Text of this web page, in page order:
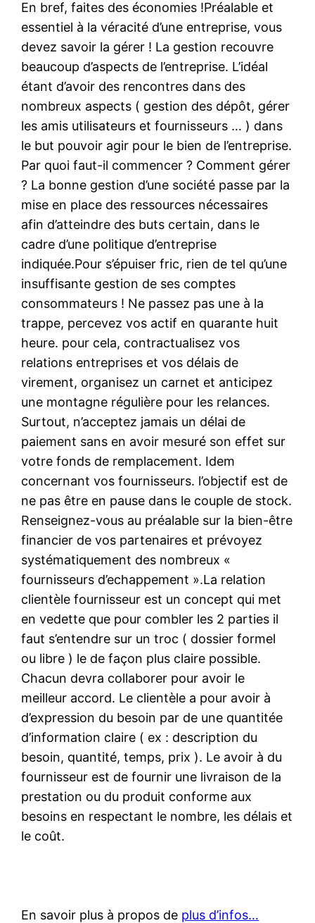
En bref, faites des économies !Préalable et
essentiel à la véracité d’une entreprise, vous
devez savoir la gérer ! La gestion recouvre
beaucoup d’aspects de l’entreprise. L’idéal
étant d’avoir des rencontres dans des
nombreux aspects ( gestion des dépôt, gérer
les amis utilisateurs et fournisseurs … ) dans
le but pouvoir agir pour le bien de l’entreprise.
Par quoi faut-il commencer ? Comment gérer
? La bonne gestion d’une société passe par la
mise en place des ressources nécessaires
afin d’atteindre des buts certain, dans le
cadre d’une politique d’entreprise
indiquée.Pour s’épuiser fric, rien de tel qu’une
insuffisante gestion de ses comptes
consommateurs ! Ne passez pas une à la
trappe, percevez vos actif en quarante huit
heure. pour cela, contractualisez vos
relations entreprises et vos délais de
virement, organisez un carnet et anticipez
une montagne régulière pour les relances.
Surtout, n’acceptez jamais un délai de
paiement sans en avoir mesuré son effet sur
votre fonds de remplacement. Idem
concernant vos fournisseurs. l’objectif est de
ne pas être en pause dans le couple de stock.
Renseignez-vous au préalable sur la bien-être
financier de vos partenaires et prévoyez
systématiquement des nombreux «
fournisseurs d’echappement ».La relation
clientèle fournisseur est un concept qui met
en vedette que pour combler les 2 parties il
faut s’entendre sur un troc ( dossier formel
ou libre ) le de façon plus claire possible.
Chacun devra collaborer pour avoir le
meilleur accord. Le clientèle a pour avoir à
d’expression du besoin par de une quantitée
d’information claire ( ex : description du
besoin, quantité, temps, prix ). Le avoir à du
fournisseur est de fournir une livraison de la
prestation ou du produit conforme aux
besoins en respectant le nombre, les délais et
le coût.
En savoir plus à propos de plus d’infos…